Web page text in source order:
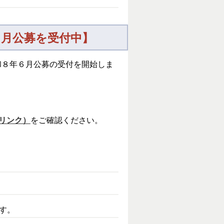
公募を受付中】
年６月公募の受付を開始しま
ンク） をご確認ください。
。